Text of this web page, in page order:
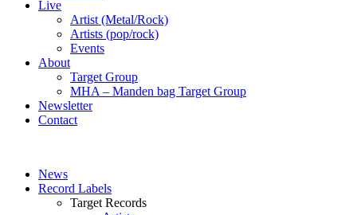
Live
Artist (Metal/Rock)
Artists (pop/rock)
Events
About
Target Group
MHA – Manden bag Target Group
Newsletter
Contact
News
Record Labels
Target Records